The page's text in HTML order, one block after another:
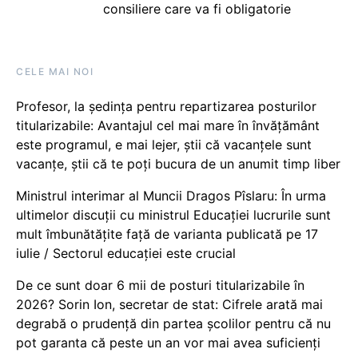
consiliere care va fi obligatorie
CELE MAI NOI
Profesor, la ședința pentru repartizarea posturilor
titularizabile: Avantajul cel mai mare în învățământ
este programul, e mai lejer, știi că vacanțele sunt
vacanţe, știi că te poți bucura de un anumit timp liber
Ministrul interimar al Muncii Dragos Pîslaru: În urma
ultimelor discuții cu ministrul Educației lucrurile sunt
mult îmbunătățite față de varianta publicată pe 17
iulie / Sectorul educației este crucial
De ce sunt doar 6 mii de posturi titularizabile în
2026? Sorin Ion, secretar de stat: Cifrele arată mai
degrabă o prudență din partea școlilor pentru că nu
pot garanta că peste un an vor mai avea suficienți